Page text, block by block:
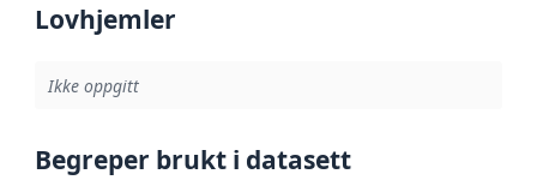
Lovhjemler
Ikke oppgitt
Begreper brukt i datasett